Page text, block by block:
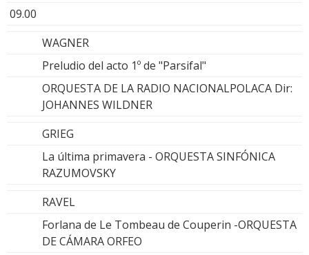
09.00
WAGNER
Preludio del acto 1º de "Parsifal"
ORQUESTA DE LA RADIO NACIONALPOLACA Dir:
JOHANNES WILDNER
GRIEG
La última primavera - ORQUESTA SINFÓNICA
RAZUMOVSKY
RAVEL
Forlana de Le Tombeau de Couperin -ORQUESTA
DE CÁMARA ORFEO